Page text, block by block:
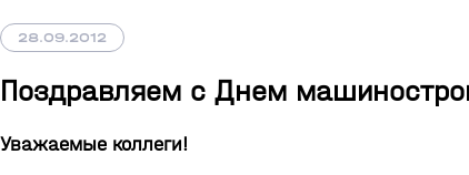
28.09.2012
Поздравляем с Днем
Уважаемые коллеги!